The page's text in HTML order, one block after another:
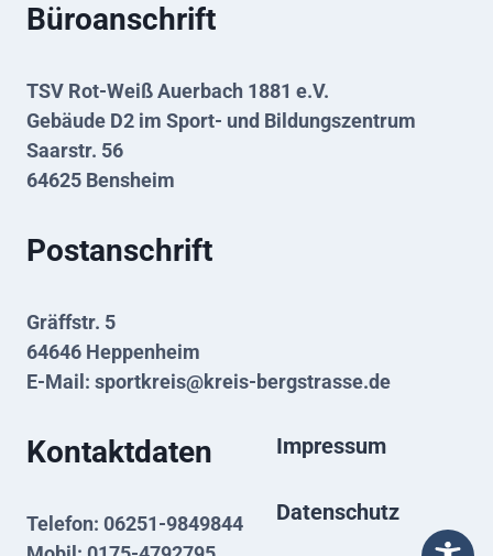
Büroanschrift
TSV Rot-Weiß Auerbach 1881 e.V.
Gebäude D2 im Sport- und Bildungszentrum
Saarstr. 56
64625 Bensheim
Postanschrift
Gräffstr. 5
64646 Heppenheim
E-Mail: sportkreis@kreis-bergstrasse.de
Kontaktdaten
Telefon: 06251-9849844
Impressum
Datenschutz